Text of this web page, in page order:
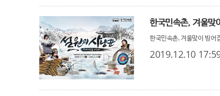
한국민속촌, 겨울맞
한국민속촌, 겨울맞이 빙어
2019.12.10